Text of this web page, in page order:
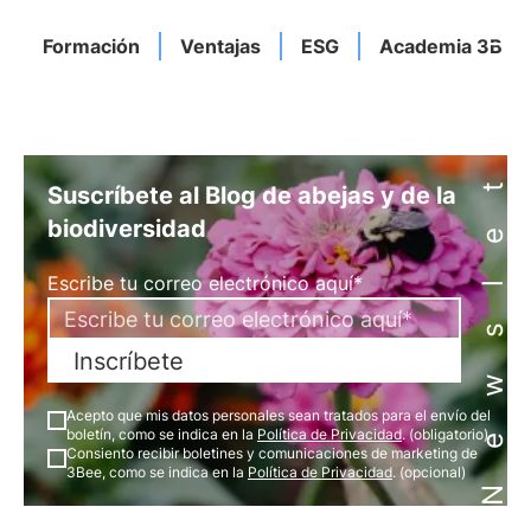
Formación Ventajas ESG Academia 3Bee
Newsletter
Suscríbete al Blog de abejas y de la
biodiversidad
Escribe tu correo electrónico aquí*
Inscríbete
Acepto que mis datos personales sean tratados para el envío del
boletín, como se indica en la Política de Privacidad. (obligatorio)
Consiento recibir boletines y comunicaciones de marketing de
3Bee, como se indica en la Política de Privacidad. (opcional)